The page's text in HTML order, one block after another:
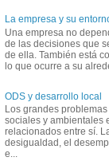
La empresa y su
Una empresa no
de las decisiones que
de ella. También está
lo que ocurre a su
ODS y desarrollo local
Los grandes
sociales y ambientales
relacionados entre sí.
desigualdad, el
e...